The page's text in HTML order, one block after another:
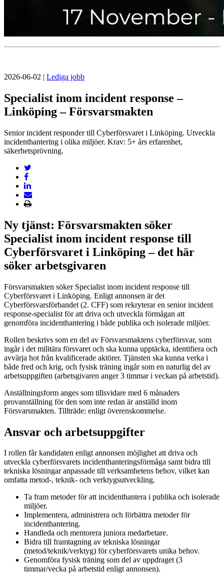
2026-06-02 | Lediga jobb
Specialist inom incident response –
Linköping – Försvarsmakten
Senior incident responder till Cyberförsvaret i Linköping. Utveckla
incidenthantering i olika miljöer. Krav: 5+ års erfarenhet,
säkerhetsprövning.
Ny tjänst: Försvarsmakten söker
Specialist inom incident response till
Cyberförsvaret i Linköping – det här
söker arbetsgivaren
Försvarsmakten söker Specialist inom incident response till
Cyberförsvaret i Linköping. Enligt annonsen är det
Cyberförsvarsförbandet (2. CFF) som rekryterar en senior incident
response-specialist för att driva och utveckla förmågan att
genomföra incidenthantering i både publika och isolerade miljöer.
Rollen beskrivs som en del av Försvarsmaktens cyberförsvar, som
ingår i det militära försvaret och ska kunna upptäcka, identifiera och
avvärja hot från kvalificerade aktörer. Tjänsten ska kunna verka i
både fred och krig, och fysisk träning ingår som en naturlig del av
arbetsuppgiften (arbetsgivaren anger 3 timmar i veckan på arbetstid).
Anställningsform anges som tillsvidare med 6 månaders
provanställning för den som inte redan är anställd inom
Försvarsmakten. Tillträde: enligt överenskommelse.
Ansvar och arbetsuppgifter
I rollen får kandidaten enligt annonsen möjlighet att driva och
utveckla cyberförsvarets incidenthanteringsförmåga samt bidra till
tekniska lösningar anpassade till verksamhetens behov, vilket kan
omfatta metod-, teknik- och verktygsutveckling.
Ta fram metoder för att incidenthantera i publika och isolerade
miljöer.
Implementera, administrera och förbättra metoder för
incidenthantering.
Handleda och mentorera juniora medarbetare.
Bidra till framtagning av tekniska lösningar
(metod/teknik/verktyg) för cyberförsvarets unika behov.
Genomföra fysisk träning som del av uppdraget (3
timmar/vecka på arbetstid enligt annonsen).